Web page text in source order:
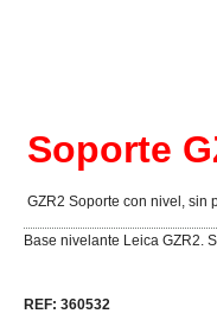
Soporte
GZR2 Soporte con nivel, sin
Base nivelante Leica GZR2.
REF: 360532